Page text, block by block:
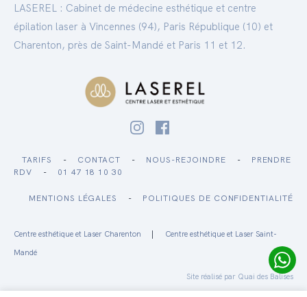
LASEREL : Cabinet de médecine esthétique et centre
épilation laser à Vincennes (94), Paris République (10) et
Charenton, près de Saint-Mandé et Paris 11 et 12.
TARIFS - CONTACT - NOUS-REJOINDRE -
PRENDRE
RDV
- 01 47 18 10 30
MENTIONS LÉGALES - POLITIQUES DE CONFIDENTIALITÉ
Centre esthétique et Laser Charenton |
Centre esthétique et Laser Saint-
Mandé
Site réalisé par Quai des Balises